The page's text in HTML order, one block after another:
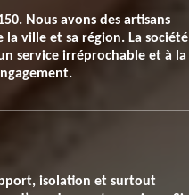
Nous avons des artisans
ville et sa région. La société
service irréprochable et à la
isolation et surtout